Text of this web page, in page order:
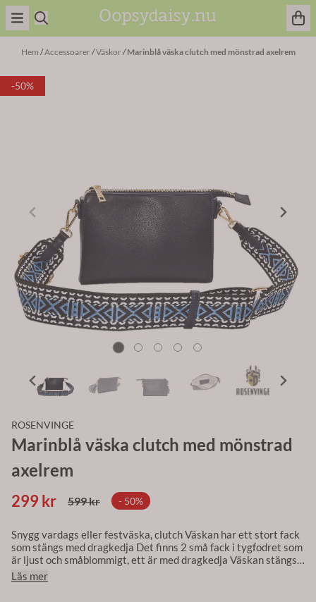
Hoppa till innehåll
Hem /Accessoarer/Väskor/Marinblå väska clutch med mönstrad axelrem
-50%
ROSENVINGE
Marinblå väska clutch med mönstrad
axelrem
299 kr 599 kr - 50%
Snygg vardags eller festväska, clutch Väskan har ett stort fack
som stängs med dragkedja Det finns 2 små fack i tygfodret som
är ljust och småblommigt, ett är med dragkedja Väskan stängs
med guldfärgad dragkedja Lång justerbar och avtagbar
mönstrad axelrem, ca 5 cm bred Väskan är tillverkad av
Läs mer